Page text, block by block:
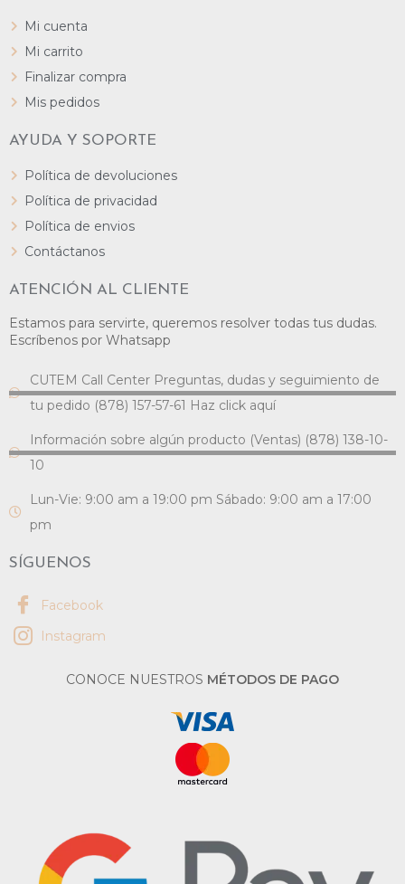
Mi cuenta
Mi carrito
Finalizar compra
Mis pedidos
AYUDA Y SOPORTE
Política de devoluciones
Política de privacidad
Política de envios
Contáctanos
ATENCIÓN AL CLIENTE
Estamos para servirte, queremos resolver todas tus dudas.
Escríbenos por Whatsapp
CUTEM Call Center Preguntas, dudas y seguimiento de
tu pedido (878) 157-57-61 Haz click aquí
Información sobre algún producto (Ventas) (878) 138-10-
10
Lun-Vie: 9:00 am a 19:00 pm Sábado: 9:00 am a 17:00
pm
SÍGUENOS
Facebook
Instagram
CONOCE NUESTROS MÉTODOS DE PAGO